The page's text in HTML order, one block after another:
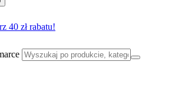
40 zł rabatu!